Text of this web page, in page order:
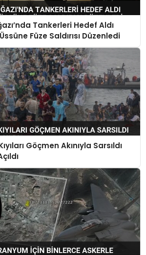
Tankerleri Hedef Aldı
Füze Saldırısı Düzenledi
Göçmen Akınıyla Sarsıldı